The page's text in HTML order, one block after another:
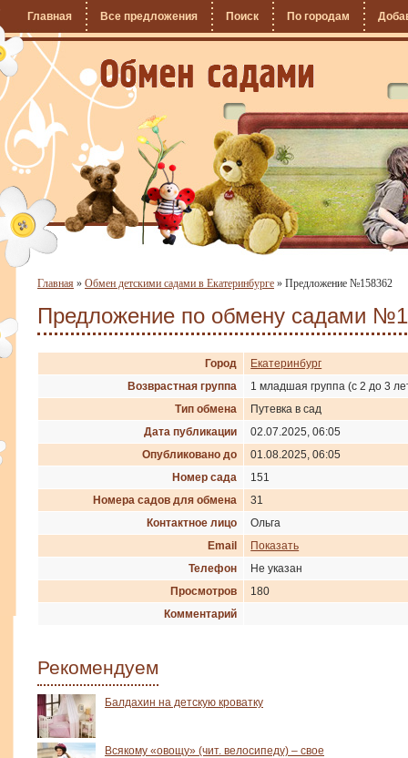
Главная Все предложения Поиск По городам
Главная » Обмен детскими садами в Екатеринбурге » Предложение №158362
Предложение по обмену садами
Город
Екатеринбург
Возврастная группа
1 младшая группа (с 2 до 3
Тип обмена
Путевка в сад
Дата публикации
02.07.2025, 06:05
Опубликовано до
01.08.2025, 06:05
Номер сада
151
Номера садов для обмена
31
Контактное лицо
Ольга
Email
Показать
Телефон
Не указан
Просмотров
180
Комментарий
Рекомендуем
Балдахин на детскую кроватку
Всякому «овощу» (чит. велосипеду) – свое